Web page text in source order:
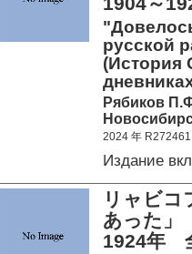
русской
(История
Рябиков
2024 年 R272461
Издание
リャビ
あった
1924年